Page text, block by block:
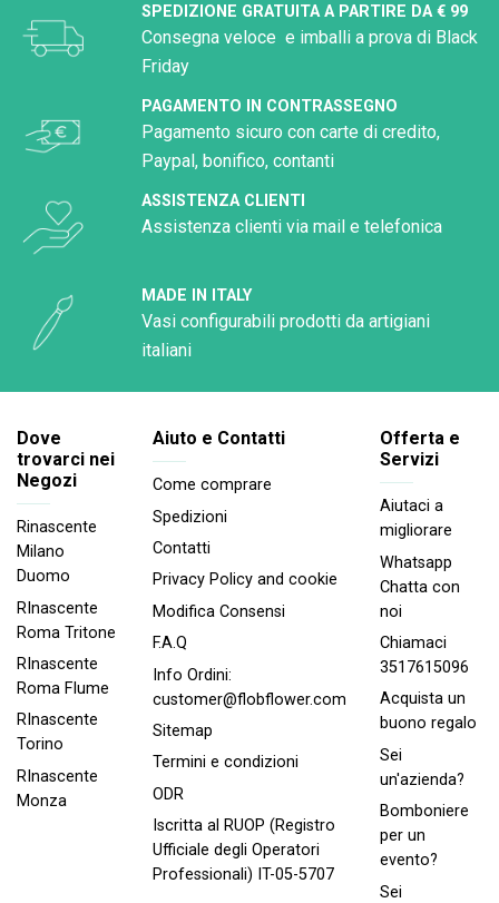
SPEDIZIONE GRATUITA A PARTIRE DA € 99
Consegna veloce e imballi a prova di Black
Friday
PAGAMENTO IN CONTRASSEGNO
Pagamento sicuro con carte di credito,
Paypal, bonifico, contanti
ASSISTENZA CLIENTI
Assistenza clienti via mail e telefonica
MADE IN ITALY
Vasi configurabili prodotti da artigiani
italiani
Dove
trovarci nei
Negozi
Rinascente
Milano
Duomo
RInascente
Roma Tritone
RInascente
Roma FIume
RInascente
Torino
RInascente
Monza
Aiuto e Contatti
Come comprare
Spedizioni
Contatti
Privacy Policy and cookie
Modifica Consensi
F.A.Q
Info Ordini:
customer@flobflower.com
Sitemap
Termini e condizioni
ODR
Iscritta al RUOP (Registro
Ufficiale degli Operatori
Professionali) IT-05-5707
Offerta e
Servizi
Aiutaci a
migliorare
Whatsapp
Chatta con
noi
Chiamaci
3517615096
Acquista un
buono regalo
Sei
un'azienda?
Bomboniere
per un
evento?
Sei